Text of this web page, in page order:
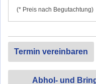
(* Preis nach Begutachtung)
Termin vereinbaren
Abhol- und